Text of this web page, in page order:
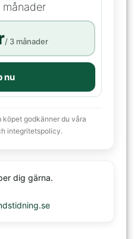
/ 3 månader
nu
köpet godkänner du våra
integritetspolicy.
dig gärna.